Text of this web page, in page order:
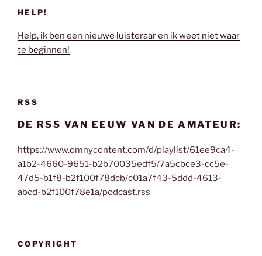
HELP!
Help, ik ben een nieuwe luisteraar en ik weet niet waar
te beginnen!
RSS
DE RSS VAN EEUW VAN DE AMATEUR:
https://www.omnycontent.com/d/playlist/61ee9ca4-
a1b2-4660-9651-b2b70035edf5/7a5cbce3-cc5e-
47d5-b1f8-b2f100f78dcb/c01a7f43-5ddd-4613-
abcd-b2f100f78e1a/podcast.rss
COPYRIGHT